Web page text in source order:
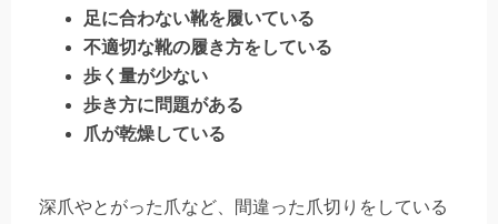
足に合わない靴を履いている
不適切な靴の履き方をしている
歩く量が少ない
歩き方に問題がある
爪が乾燥している
深爪やとがった爪など、間違った爪切りをしている